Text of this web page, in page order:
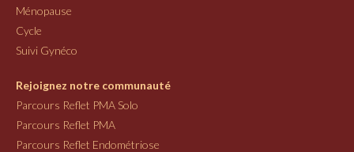
Ménopause
Cycle
Suivi Gynéco
Rejoignez notre communauté
Parcours Reflet PMA Solo
Parcours Reflet PMA
Parcours Reflet Endométriose